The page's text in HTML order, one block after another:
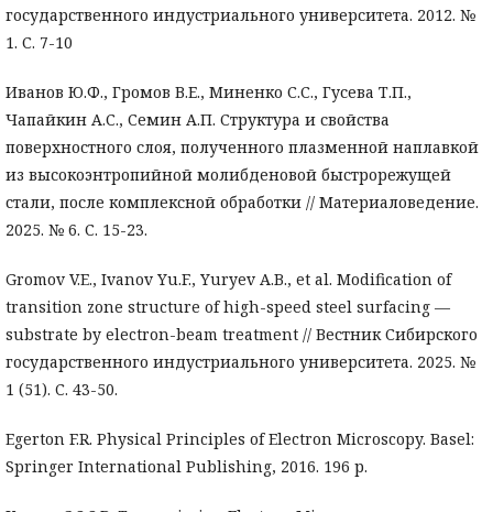
государственного индустриального университета. 2012. №
1. С. 7-10
Иванов Ю.Ф., Громов В.Е., Миненко С.С., Гусева Т.П.,
Чапайкин А.С., Семин А.П. Структура и свойства
поверхностного слоя, полученного плазменной наплавкой
из высокоэнтропийной молибденовой быстрорежущей
стали, после комплексной обработки // Материаловедение.
2025. № 6. С. 15-23.
Gromov V.E., Ivanov Yu.F., Yuryev A.B., et al. Modification of
transition zone structure of high-speed steel surfacing —
substrate by electron-beam treatment // Вестник Сибирского
государственного индустриального университета. 2025. №
1 (51). C. 43-50.
Egerton F.R. Physical Principles of Electron Microscopy. Basel:
Springer International Publishing, 2016. 196 р.